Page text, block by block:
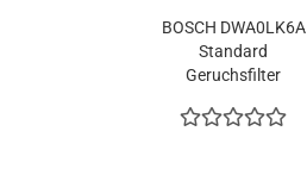
BOSCH DWA0LK6A
Standard
Geruchsfilter